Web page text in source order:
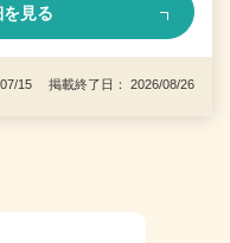
見る
07/15 掲載終了日： 2026/08/26